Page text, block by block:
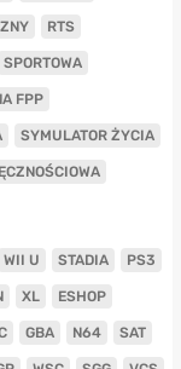
RTS
SPORTOWA
FPP
SYMULATOR ŻYCIA
WII U STADIA PS3
XL ESHOP
GBA N64 SAT